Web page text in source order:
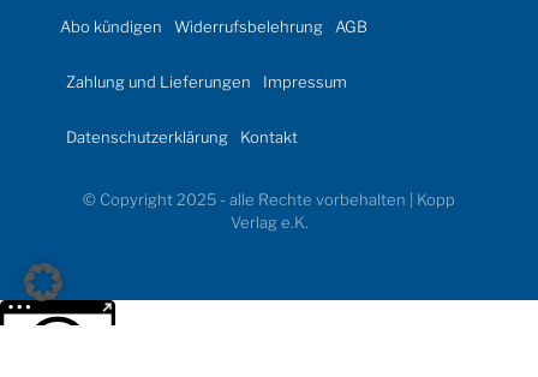
Abo kündigen Widerrufsbelehrung AGB
Zahlung und Lieferungen Impressum
Datenschutzerklärung Kontakt
© Copyright 2025 - alle Rechte vorbehalten | Kopp
Verlag e.K.
Weitere Informationen über den gesperrten Inhalt.